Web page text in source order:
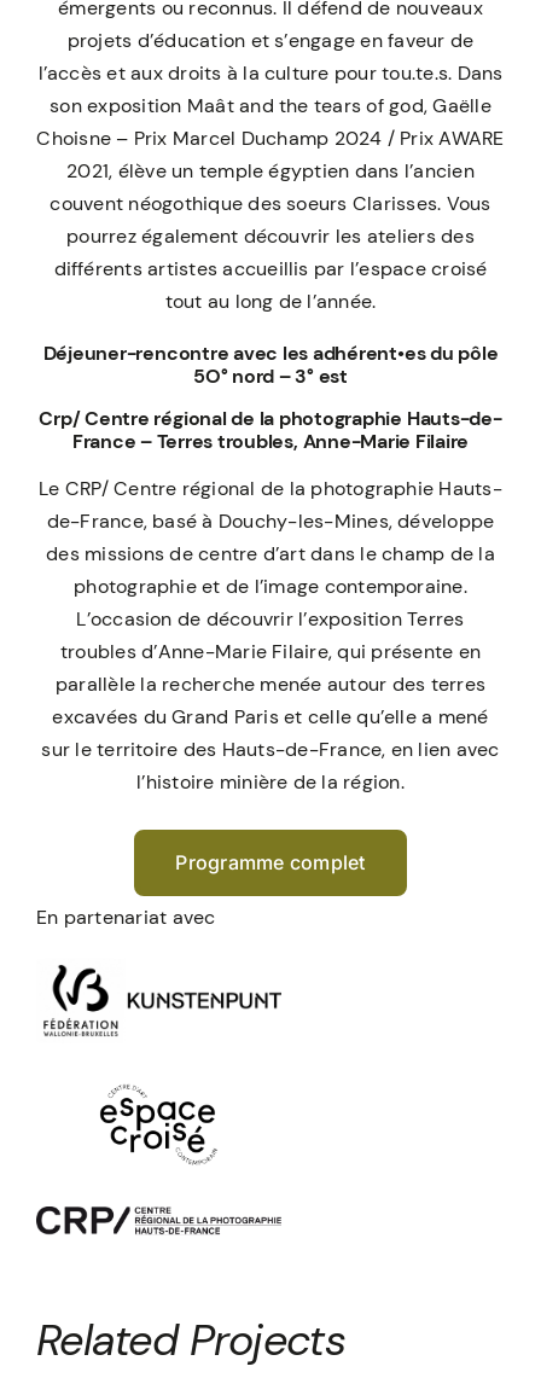
émergents ou reconnus. Il défend de nouveaux
projets d’éducation et s’engage en faveur de
l’accès et aux droits à la culture pour tou.te.s. Dans
son exposition Maât and the tears of god, Gaëlle
Choisne – Prix Marcel Duchamp 2024 / Prix AWARE
2021, élève un temple égyptien dans l’ancien
couvent néogothique des soeurs Clarisses. Vous
pourrez également découvrir les ateliers des
différents artistes accueillis par l’espace croisé
tout au long de l’année.
Déjeuner-rencontre avec les adhérent•es du pôle
5O° nord – 3° est
Crp/ Centre régional de la photographie Hauts-de-
France – Terres troubles, Anne-Marie Filaire
Le CRP/ Centre régional de la photographie Hauts-
de-France, basé à Douchy-les-Mines, développe
des missions de centre d’art dans le champ de la
photographie et de l’image contemporaine.
L’occasion de découvrir l’exposition Terres
troubles d’Anne-Marie Filaire, qui présente en
parallèle la recherche menée autour des terres
excavées du Grand Paris et celle qu’elle a mené
sur le territoire des Hauts-de-France, en lien avec
l’histoire minière de la région.
Programme complet
En partenariat avec
Related Projects